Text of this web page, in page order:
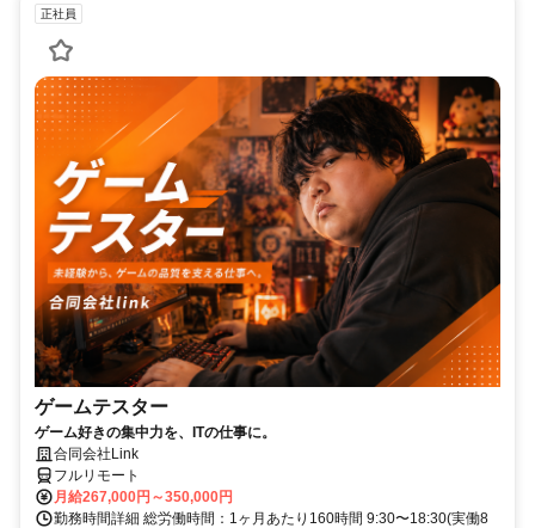
正社員
ゲームテスター
ゲーム好きの集中力を、ITの仕事に。
合同会社Link
フルリモート
月給267,000円～350,000円
勤務時間詳細 総労働時間：1ヶ月あたり160時間 9:30〜18:30(実働8